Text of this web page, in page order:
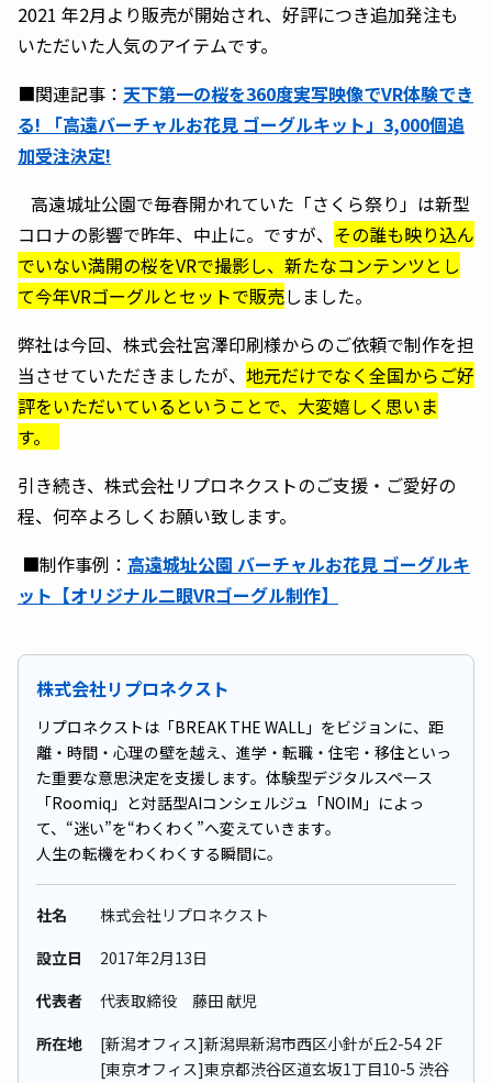
2021 年2月より販売が開始され、好評につき追加発注も
いただいた人気のアイテムです。
■関連記事： 天下第一の桜を360度実写映像でVR体験でき
る! 「高遠バーチャルお花見 ゴーグルキット」3,000個追
加受注決定!
高遠城址公園で毎春開かれていた「さくら祭り」は新型
コロナの影響で昨年、中止に。ですが、 その誰も映り込ん
でいない満開の桜をVRで撮影し、新たなコンテンツとし
て今年VRゴーグルとセットで販売しました。
弊社は今回、株式会社宮澤印刷様からのご依頼で制作を担
当させていただきましたが、 地元だけでなく全国からご好
評をいただいているということで、大変嬉しく思いま
す。
引き続き、株式会社リプロネクストのご支援・ご愛好の
程、何卒よろしくお願い致します。
■制作事例： 高遠城址公園 バーチャルお花見 ゴーグルキ
ット【オリジナル二眼VRゴーグル制作】
株式会社リプロネクスト
リプロネクストは「BREAK THE WALL」をビジョンに、距
離・時間・心理の壁を越え、進学・転職・住宅・移住といっ
た重要な意思決定を支援します。体験型デジタルスペース
「Roomiq」と対話型AIコンシェルジュ「NOIM」によっ
て、“迷い”を“わくわく”へ変えていきます。
人生の転機をわくわくする瞬間に。
社名
株式会社リプロネクスト
設立日
2017年2⽉13⽇
代表者
代表取締役 藤田 献児
所在地
[新潟オフィス]新潟県新潟市西区小針が丘2-54 2F
[東京オフィス]東京都渋谷区道玄坂1丁目10-5 渋谷